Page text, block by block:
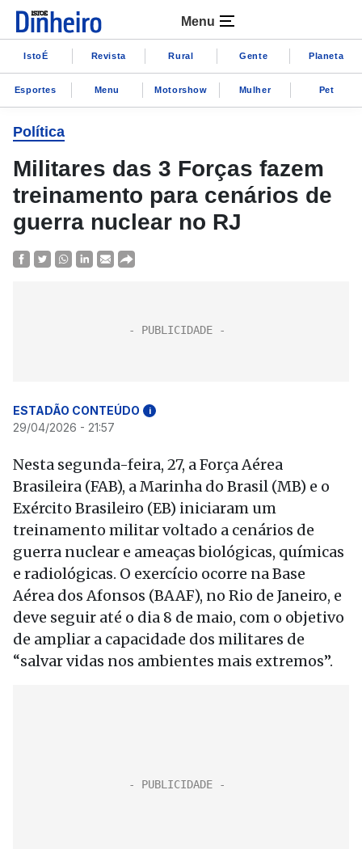
Menu
IstoÉ Revista Rural Gente Planeta
Esportes Menu Motorshow Mulher Pet
Política
Militares das 3 Forças fazem
treinamento para cenários de
guerra nuclear no RJ
ESTADÃO CONTEÚDO i
29/04/2026 - 21:57
Nesta segunda-feira, 27, a Força Aérea
Brasileira (FAB), a Marinha do Brasil (MB) e o
Exército Brasileiro (EB) iniciaram um
treinamento militar voltado a cenários de
guerra nuclear e ameaças biológicas, químicas
e radiológicas. O exercício ocorre na Base
Aérea dos Afonsos (BAAF), no Rio de Janeiro, e
deve seguir até o dia 8 de maio, com o objetivo
de ampliar a capacidade dos militares de
“salvar vidas nos ambientes mais extremos”.